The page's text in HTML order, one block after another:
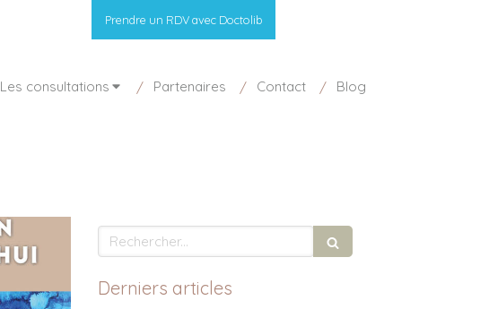
Prendre un RDV avec Doctolib
Les consultations Partenaires Contact Blog
Rechercher
Derniers articles